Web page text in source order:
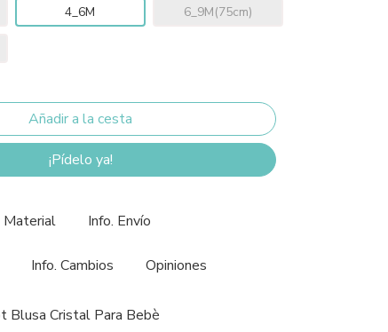
4_6M 6_9M(75cm)
¡Pídelo ya!
Material Info. Envío
Info. Cambios Opiniones
Blusa Cristal Para Bebè